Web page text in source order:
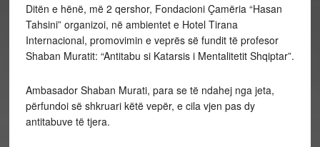
Ditën e hënë, më 2 qershor, Fondacioni Çamëria “Hasan
Tahsini” organizoi, në ambientet e Hotel Tirana
Internacional, promovimin e veprës së fundit të profesor
Shaban Muratit: “Antitabu si Katarsis i Mentalitetit Shqiptar”.
Ambasador Shaban Murati, para se të ndahej nga jeta,
përfundoi së shkruari këtë vepër, e cila vjen pas dy
antitabuve të tjera.